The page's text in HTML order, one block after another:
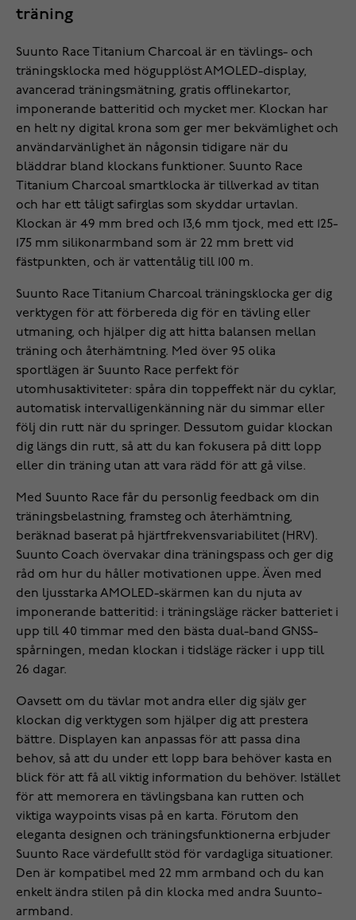
träning
Suunto Race Titanium Charcoal är en tävlings- och
träningsklocka med högupplöst AMOLED-display,
avancerad träningsmätning, gratis offlinekartor,
imponerande batteritid och mycket mer. Klockan har
en helt ny digital krona som ger mer bekvämlighet och
användarvänlighet än någonsin tidigare när du
bläddrar bland klockans funktioner. Suunto Race
Titanium Charcoal smartklocka är tillverkad av titan
och har ett tåligt safirglas som skyddar urtavlan.
Klockan är 49 mm bred och 13,6 mm tjock, med ett 125-
175 mm silikonarmband som är 22 mm brett vid
fästpunkten, och är vattentålig till 100 m.
Suunto Race Titanium Charcoal träningsklocka ger dig
verktygen för att förbereda dig för en tävling eller
utmaning, och hjälper dig att hitta balansen mellan
träning och återhämtning. Med över 95 olika
sportlägen är Suunto Race perfekt för
utomhusaktiviteter: spåra din toppeffekt när du cyklar,
automatisk intervalligenkänning när du simmar eller
följ din rutt när du springer. Dessutom guidar klockan
dig längs din rutt, så att du kan fokusera på ditt lopp
eller din träning utan att vara rädd för att gå vilse.
Med Suunto Race får du personlig feedback om din
träningsbelastning, framsteg och återhämtning,
beräknad baserat på hjärtfrekvensvariabilitet (HRV).
Suunto Coach övervakar dina träningspass och ger dig
råd om hur du håller motivationen uppe. Även med
den ljusstarka AMOLED-skärmen kan du njuta av
imponerande batteritid: i träningsläge räcker batteriet i
upp till 40 timmar med den bästa dual-band GNSS-
spårningen, medan klockan i tidsläge räcker i upp till
26 dagar.
Oavsett om du tävlar mot andra eller dig själv ger
klockan dig verktygen som hjälper dig att prestera
bättre. Displayen kan anpassas för att passa dina
behov, så att du under ett lopp bara behöver kasta en
blick för att få all viktig information du behöver. Istället
för att memorera en tävlingsbana kan rutten och
viktiga waypoints visas på en karta. Förutom den
eleganta designen och träningsfunktionerna erbjuder
Suunto Race värdefullt stöd för vardagliga situationer.
Den är kompatibel med 22 mm armband och du kan
enkelt ändra stilen på din klocka med andra Suunto-
armband.